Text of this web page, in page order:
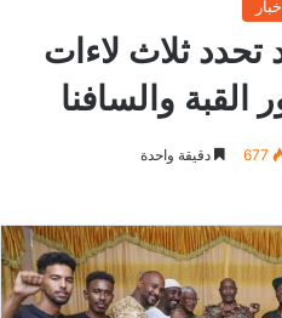
تحدد ثلاث لاءات
القبة والسافنا
677 دقيقة واحدة